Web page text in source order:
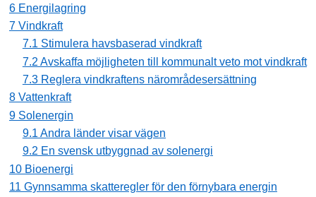
6 Energilagring
7 Vindkraft
7.1 Stimulera havsbaserad vindkraft
7.2 Avskaffa möjligheten till kommunalt veto mot vindkraft
7.3 Reglera vindkraftens närområdesersättning
8 Vattenkraft
9 Solenergin
9.1 Andra länder visar vägen
9.2 En svensk utbyggnad av solenergi
10 Bioenergi
11 Gynnsamma skatteregler för den förnybara energin